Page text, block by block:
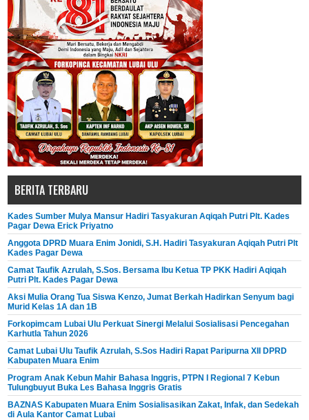
BERITA TERBARU
Kades Sumber Mulya Mansur Hadiri Tasyakuran Aqiqah Putri Plt. Kades
Pagar Dewa Erick Priyatno
Anggota DPRD Muara Enim Jonidi, S.H. Hadiri Tasyakuran Aqiqah Putri Plt
Kades Pagar Dewa
Camat Taufik Azrulah, S.Sos. Bersama Ibu Ketua TP PKK Hadiri Aqiqah
Putri Plt. Kades Pagar Dewa
Aksi Mulia Orang Tua Siswa Kenzo, Jumat Berkah Hadirkan Senyum bagi
Murid Kelas 1A dan 1B
Forkopimcam Lubai Ulu Perkuat Sinergi Melalui Sosialisasi Pencegahan
Karhutla Tahun 2026
Camat Lubai Ulu Taufik Azrulah, S.Sos Hadiri Rapat Paripurna XII DPRD
Kabupaten Muara Enim
Program Anak Kebun Mahir Bahasa Inggris, PTPN I Regional 7 Kebun
Tulungbuyut Buka Les Bahasa Inggris Gratis
BAZNAS Kabupaten Muara Enim Sosialisasikan Zakat, Infak, dan Sedekah
di Aula Kantor Camat Lubai